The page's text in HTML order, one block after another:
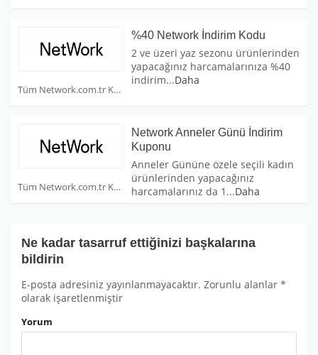
Tüm Network.com.tr Kuponları
%40 Network İndirim Kodu
2 ve üzeri yaz sezonu ürünlerinden
yapacağınız harcamalarınıza %40
indirim...Daha
Tüm Network.com.tr Kuponları
Network Anneler Günü İndirim
Kuponu
Anneler Gününe özele seçili kadın
ürünlerinden yapacağınız
harcamalarınız da 1 ...Daha
Ne kadar tasarruf ettiğinizi başkalarına
bildirin
E-posta adresiniz yayınlanmayacaktır. Zorunlu alanlar *
olarak işaretlenmiştir
Yorum